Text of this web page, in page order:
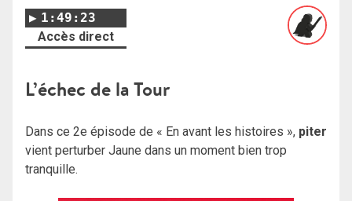
1:49:23
Accès direct
L’échec de la Tour
Dans ce 2e épisode de « En avant les histoires », piter
vient perturber Jaune dans un moment bien trop
tranquille.